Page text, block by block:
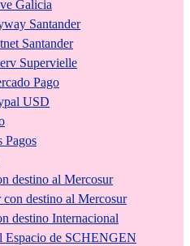
Galicia
Santander
Santander
Supervielle
Pago
USD
Pagos
destino al Mercosur
destino al Mercosur
destino Internacional
Espacio de SCHENGEN